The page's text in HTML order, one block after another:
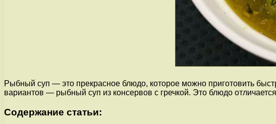
Рыбный суп — это прекрасное блюдо, которое можно приготовить
вариантов — рыбный суп из консервов с гречкой. Это блюдо
Содержание статьи: